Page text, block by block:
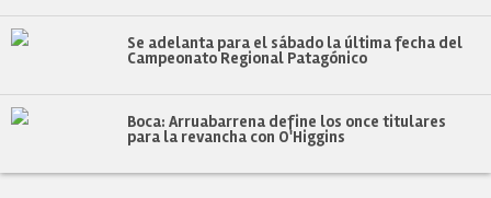
Se adelanta para el sábado la última fecha del
Campeonato Regional Patagónico
Boca: Arruabarrena define los once titulares
para la revancha con O'Higgins